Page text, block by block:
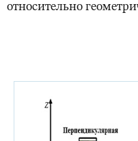
относительно